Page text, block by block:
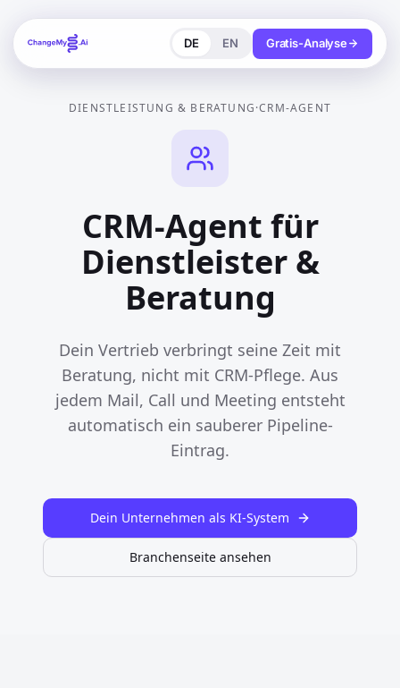
DE EN Gratis-Analyse
DIENSTLEISTUNG & BERATUNG·CRM-AGENT
CRM-Agent für
Dienstleister &
Beratung
Dein Vertrieb verbringt seine Zeit mit
Beratung, nicht mit CRM-Pflege. Aus
jedem Mail, Call und Meeting entsteht
automatisch ein sauberer Pipeline-
Eintrag.
Dein Unternehmen als KI-System
Branchenseite ansehen